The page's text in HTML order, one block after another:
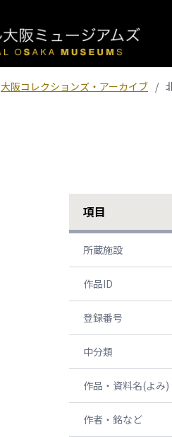
大阪コレクションズ・アーカイブ
項目
所蔵施設
作品ID
登録番号
中分類
作品・資料名(よみ)
作者・銘など